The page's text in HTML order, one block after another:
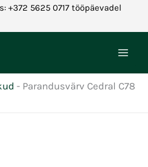
+372 5625 0717 tööpäevadel
- Parandusvärv Cedral C78